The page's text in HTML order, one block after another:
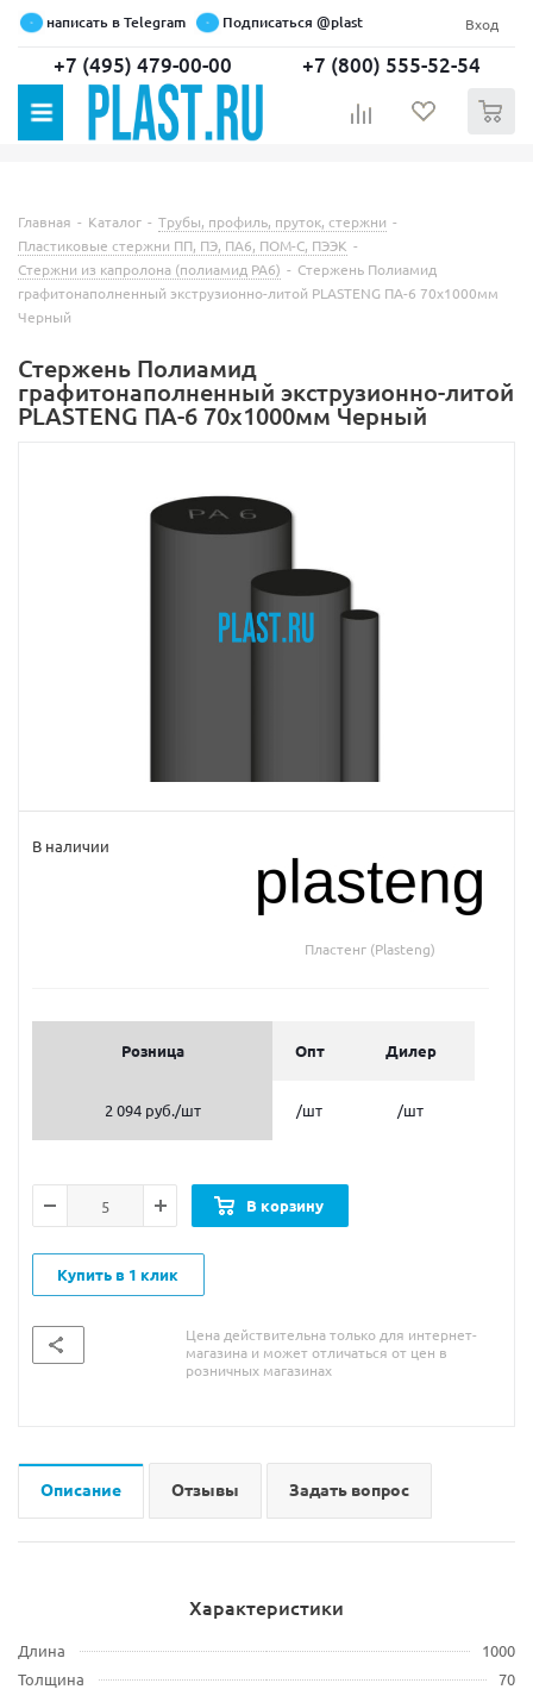
написать в Telegram Подписаться @plast Вход
+7 (495) 479-00-00 +7 (800) 555-52-54
Главная - Каталог - Трубы, профиль, пруток, стержни -
Пластиковые стержни ПП, ПЭ, ПА6, ПОМ-С, ПЭЭК -
Стержни из капролона (полиамид PA6) - Стержень Полиамид
графитонаполненный экструзионно-литой PLASTENG ПА-6 70х1000мм
Черный
Стержень Полиамид
графитонаполненный экструзионно-литой
PLASTENG ПА-6 70х1000мм Черный
В наличии
Пластенг (Plasteng)
Розница Опт Дилер
2 094 руб./шт /шт /шт
В корзину
Купить в 1 клик
Цена действительна только для интернет-
магазина и может отличаться от цен в
розничных магазинах
Описание Отзывы Задать вопрос
Характеристики
Длина
1000
Толщина
70